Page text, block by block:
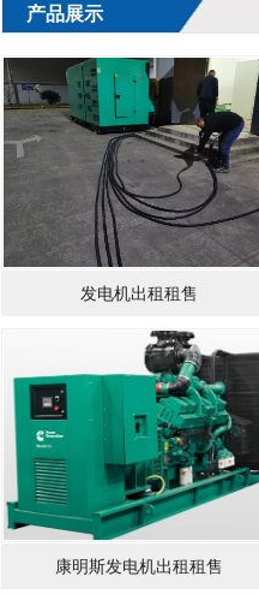
产品展示
发电机出租租售
康明斯发电机出租租售